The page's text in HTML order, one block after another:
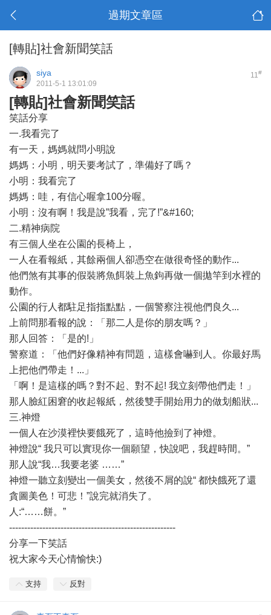
過期文章區
[轉貼]社會新聞笑話
11#
siya
2011-5-1 13:01:09
[轉貼]社會新聞笑話
笑話分享
一.我看完了
有一天，媽媽就問小明說
媽媽：小明，明天要考試了，準備好了嗎？
小明：我看完了
媽媽：哇，有信心喔拿100分喔。
小明：沒有啊！我是說”我看，完了!”&#160;
二.精神病院
有三個人坐在公園的長椅上，
一人在看報紙，其餘兩個人卻憑空在做很奇怪的動作...
他們煞有其事的假裝將魚餌裝上魚鉤 再做一個拋竿到水裡的
動作。
公園的行人都駐足指指點點， 一個警察注視他們良久...
上前問那看報的說：「那二人是你的朋友嗎？」
那人回答：「是的!」
警察道：「他們好像精神有問題，這樣會嚇到人。 你最好馬
上把他們帶走！...」
「啊！是這樣的嗎？對不起、對不起! 我立刻帶他們走！」
那人臉紅困窘的收起報紙， 然後雙手開始用力的做划船狀...
三.神燈
一個人在沙漠裡快要餓死了，這時他撿到了神燈。
神燈說“ 我只可以實現你一個願望，快說吧，我趕時間。”
那人說“我…我要老婆 ……”
神燈一聽立刻變出一個美女，然後不屑的說“ 都快餓死了還
貪圖美色！可悲！”說完就消失了。
人:“……餅。”
-------------------------------------------------------
分享一下笑話
祝大家今天心情愉快:)
支持 反對